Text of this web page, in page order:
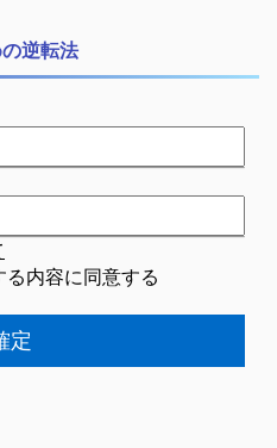
逆転法
内容に同意する